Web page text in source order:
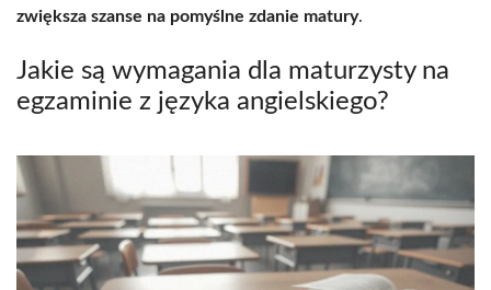
zwiększa szanse na pomyślne zdanie matury.
Jakie są wymagania dla maturzysty na
egzaminie z języka angielskiego?